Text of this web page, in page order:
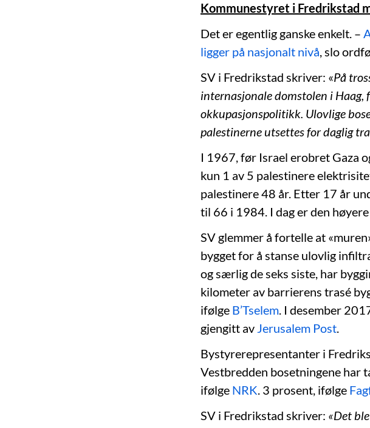
Kommunestyret i Fredrikstad
Det er egentlig ganske enkelt. –
ligger på nasjonalt nivå, slo
SV i Fredrikstad skriver: «På
internasjonale domstolen i Haag,
okkupasjonspolitikk. Ulovlige
palestinerne utsettes for daglig
I 1967, før Israel erobret Gaza
kun 1 av 5 palestinere
palestinere 48 år. Etter 17 år
til 66 i 1984. I dag er den
SV glemmer å fortelle at
bygget for å stanse ulovlig
og særlig de seks siste, har
kilometer av barrierens trasé
ifølge B’Tselem. I desember
gjengitt av Jerusalem Post.
Bystyrerepresentanter i
Vestbredden bosetningene har
ifølge NRK. 3 prosent, ifølge
SV i Fredrikstad skriver: «Det